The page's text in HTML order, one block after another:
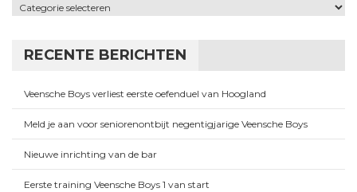
Categorieën
RECENTE BERICHTEN
Veensche Boys verliest eerste oefenduel van Hoogland
Meld je aan voor seniorenontbijt negentigjarige Veensche Boys
Nieuwe inrichting van de bar
Eerste training Veensche Boys 1 van start